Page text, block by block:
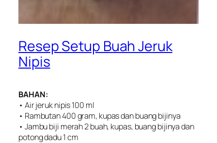
Resep Setup Buah Jeruk
Nipis
BAHAN:
• Air jeruk nipis 100 ml
• Rambutan 400 gram, kupas dan buang bijinya
• Jambu biji merah 2 buah, kupas, buang bijinya dan
potong dadu 1 cm